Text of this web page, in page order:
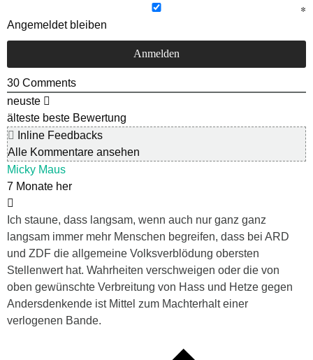
Angemeldet bleiben
30 Comments
neuste
älteste beste Bewertung
Inline Feedbacks
Alle Kommentare ansehen
Micky Maus
7 Monate her
Ich staune, dass langsam, wenn auch nur ganz ganz
langsam immer mehr Menschen begreifen, dass bei ARD
und ZDF die allgemeine Volksverblödung obersten
Stellenwert hat. Wahrheiten verschweigen oder die von
oben gewünschte Verbreitung von Hass und Hetze gegen
Andersdenkende ist Mittel zum Machterhalt einer
verlogenen Bande.